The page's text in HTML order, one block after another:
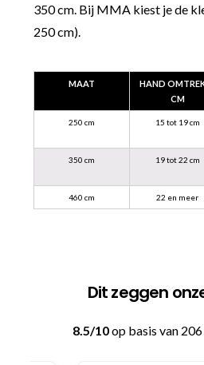
350 cm. Bij MMA kiest je de
250 cm).
MAAT
HAND
CM
250 cm 15 tot 19 cm
350 cm 19 tot 22 cm
460 cm 22 en meer
Dit zeggen
8.5/10op basis van